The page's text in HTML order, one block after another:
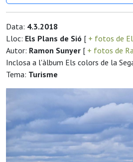
Data: 4.3.2018
Lloc: Els Plans de Sió [ + fotos de
Autor: Ramon Sunyer [ + fotos de
Inclosa a l'àlbum Els colors de la
Tema: Turisme